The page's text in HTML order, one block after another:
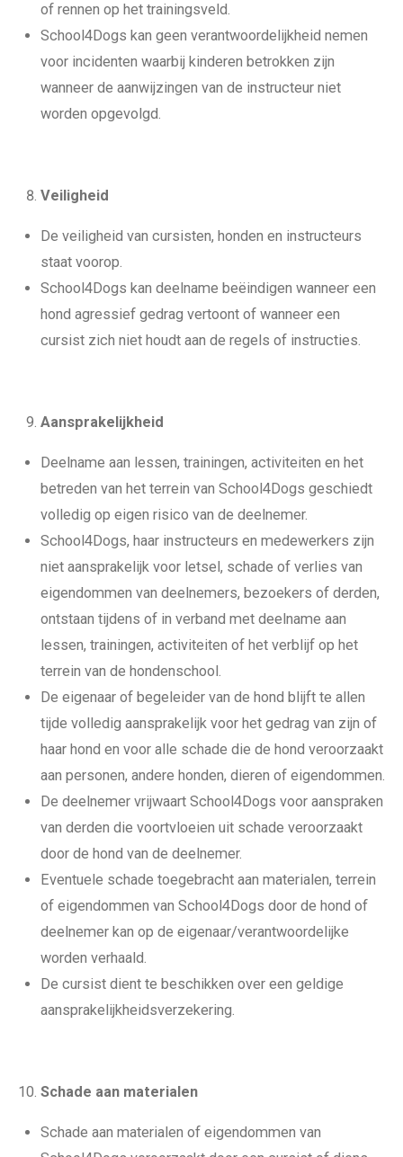
of rennen op het trainingsveld.
School4Dogs kan geen verantwoordelijkheid nemen
voor incidenten waarbij kinderen betrokken zijn
wanneer de aanwijzingen van de instructeur niet
worden opgevolgd.
Veiligheid
De veiligheid van cursisten, honden en instructeurs
staat voorop.
School4Dogs kan deelname beëindigen wanneer een
hond agressief gedrag vertoont of wanneer een
cursist zich niet houdt aan de regels of instructies.
Aansprakelijkheid
Deelname aan lessen, trainingen, activiteiten en het
betreden van het terrein van School4Dogs geschiedt
volledig op eigen risico van de deelnemer.
School4Dogs, haar instructeurs en medewerkers zijn
niet aansprakelijk voor letsel, schade of verlies van
eigendommen van deelnemers, bezoekers of derden,
ontstaan tijdens of in verband met deelname aan
lessen, trainingen, activiteiten of het verblijf op het
terrein van de hondenschool.
De eigenaar of begeleider van de hond blijft te allen
tijde volledig aansprakelijk voor het gedrag van zijn of
haar hond en voor alle schade die de hond veroorzaakt
aan personen, andere honden, dieren of eigendommen.
De deelnemer vrijwaart School4Dogs voor aanspraken
van derden die voortvloeien uit schade veroorzaakt
door de hond van de deelnemer.
Eventuele schade toegebracht aan materialen, terrein
of eigendommen van School4Dogs door de hond of
deelnemer kan op de eigenaar/verantwoordelijke
worden verhaald.
De cursist dient te beschikken over een geldige
aansprakelijkheidsverzekering.
Schade aan materialen
Schade aan materialen of eigendommen van